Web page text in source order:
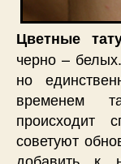
Цветные
черно –
но
временем
происходит
советуют
добавить к